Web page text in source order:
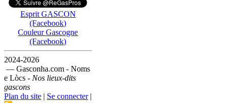
Esprit GASCON
(Facebook)
Couleur Gascogne
(Facebook)
2024-2026
— Gasconha.com - Noms
e Lòcs - Nos lieux-dits
gascons
Plan du site | Se connecter|